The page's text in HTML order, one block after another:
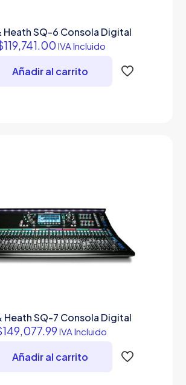
Heath SQ-6 Consola Digital
119,741.00 IVA Incluido
Añadir al carrito
Heath SQ-7 Consola Digital
149,077.99 IVA Incluido
Añadir al carrito